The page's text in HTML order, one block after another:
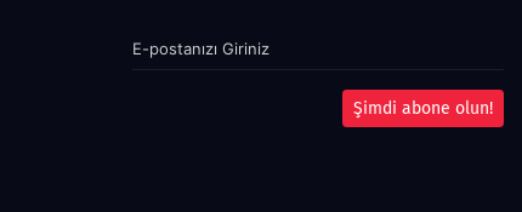
Şimdi abone olun!